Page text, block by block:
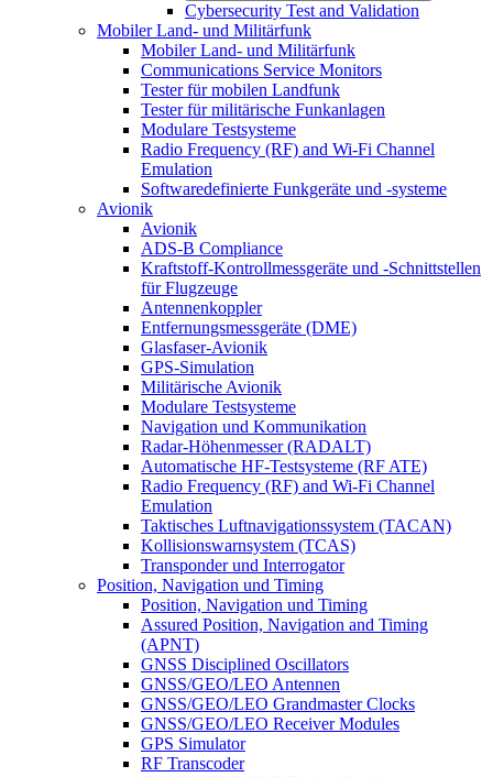
Cybersecurity Test and Validation
Mobiler Land- und Militärfunk
Mobiler Land- und Militärfunk
Communications Service Monitors
Tester für mobilen Landfunk
Tester für militärische Funkanlagen
Modulare Testsysteme
Radio Frequency (RF) and Wi-Fi Channel
Emulation
Softwaredefinierte Funkgeräte und -systeme
Avionik
Avionik
ADS-B Compliance
Kraftstoff-Kontrollmessgeräte und -Schnittstellen
für Flugzeuge
Antennenkoppler
Entfernungsmessgeräte (DME)
Glasfaser-Avionik
GPS-Simulation
Militärische Avionik
Modulare Testsysteme
Navigation und Kommunikation
Radar-Höhenmesser (RADALT)
Automatische HF-Testsysteme (RF ATE)
Radio Frequency (RF) and Wi-Fi Channel
Emulation
Taktisches Luftnavigationssystem (TACAN)
Kollisionswarnsystem (TCAS)
Transponder und Interrogator
Position, Navigation und Timing
Position, Navigation und Timing
Assured Position, Navigation and Timing
(APNT)
GNSS Disciplined Oscillators
GNSS/GEO/LEO Antennen
GNSS/GEO/LEO Grandmaster Clocks
GNSS/GEO/LEO Receiver Modules
GPS Simulator
RF Transcoder